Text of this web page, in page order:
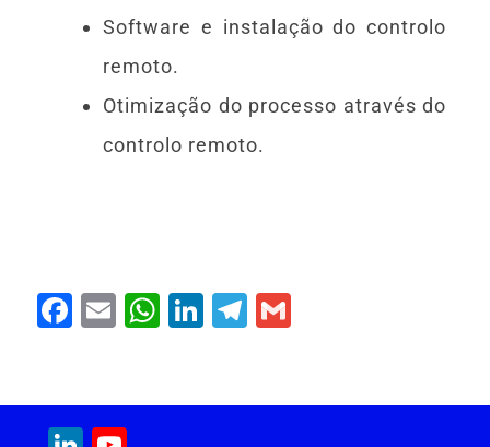
Software e instalação do controlo
remoto.
Otimização do processo através do
controlo remoto.
F
e
E
l
W
s
Li
e
T
gr l